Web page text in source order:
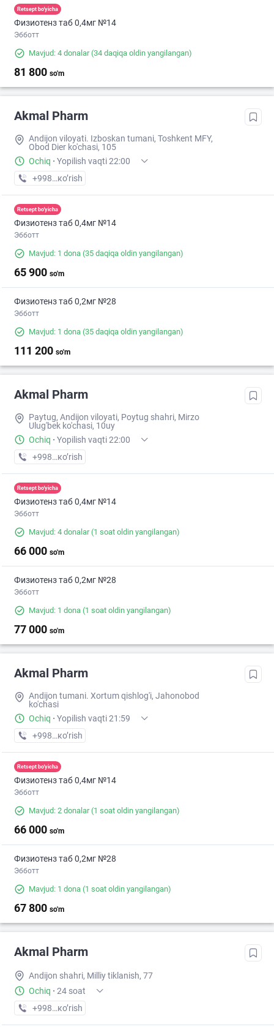
Retsept bo'yicha
Физиотенз таб 0,4мг №14
Эбботт
Mavjud: 4 donalar(34 daqiqa oldin yangilangan)
81 800 so'm
Akmal Pharm
Andijon viloyati. Izboskan tumani, Toshkent MFY,
Obod Dier ko'chasi, 105
Ochiq · Yopilish vaqti 22:00
+998 (88) XXX-XX-XX
кo’rish
Retsept bo'yicha
Физиотенз таб 0,4мг №14
Эбботт
Mavjud: 1 dona (35 daqiqa oldin yangilangan)
65 900 so'm
Физиотенз таб 0,2мг №28
Эбботт
Mavjud: 1 dona (35 daqiqa oldin yangilangan)
111 200 so'm
Akmal Pharm
Paytug, Andijon viloyati, Poytug shahri, Mirzo
Ulug'bek ko'chasi, 10uy
Ochiq · Yopilish vaqti 22:00
+998 (90) XXX-XX-XX
кo’rish
Retsept bo'yicha
Физиотенз таб 0,4мг №14
Эбботт
Mavjud: 4 donalar(1 soat oldin yangilangan)
66 000 so'm
Физиотенз таб 0,2мг №28
Эбботт
Mavjud: 1 dona (1 soat oldin yangilangan)
77 000 so'm
Akmal Pharm
Andijon tumani. Xortum qishlog'i, Jahonobod
ko'chasi
Ochiq · Yopilish vaqti 21:59
+998 (91) XXX-XX-XX
кo’rish
Retsept bo'yicha
Физиотенз таб 0,4мг №14
Эбботт
Mavjud: 2 donalar(1 soat oldin yangilangan)
66 000 so'm
Физиотенз таб 0,2мг №28
Эбботт
Mavjud: 1 dona (1 soat oldin yangilangan)
67 800 so'm
Akmal Pharm
Andijon shahri, Milliy tiklanish, 77
Ochiq · 24 soat
+998 (91) XXX-XX-XX
кo’rish